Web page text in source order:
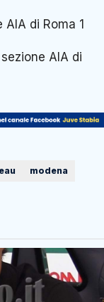
di Roma 1
AIA di
modena